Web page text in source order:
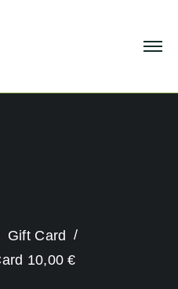
Gift Card
10,00 €